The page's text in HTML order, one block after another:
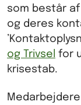
som består
og deres
og Trivsel for
krisestab.